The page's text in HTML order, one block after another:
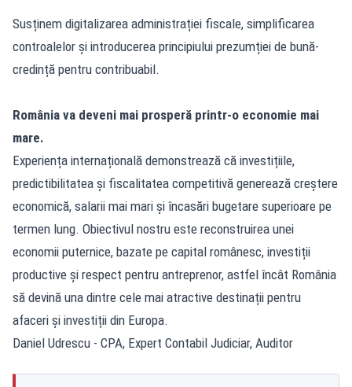
Susținem digitalizarea administrației fiscale, simplificarea
controalelor și introducerea principiului prezumției de bună-
credință pentru contribuabil.
România va deveni mai prosperă printr-o economie mai
mare.
Experiența internațională demonstrează că investițiile,
predictibilitatea și fiscalitatea competitivă generează creștere
economică, salarii mai mari și încasări bugetare superioare pe
termen lung. Obiectivul nostru este reconstruirea unei
economii puternice, bazate pe capital românesc, investiții
productive și respect pentru antreprenor, astfel încât România
să devină una dintre cele mai atractive destinații pentru
afaceri și investiții din Europa.
Daniel Udrescu - CPA, Expert Contabil Judiciar, Auditor